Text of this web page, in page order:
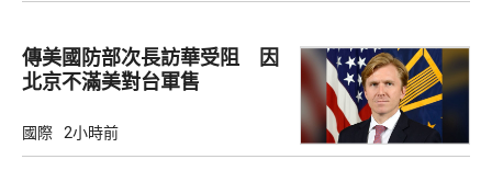
傳美國防部次長訪華受阻 因
北京不滿美對台軍售
國際 2小時前